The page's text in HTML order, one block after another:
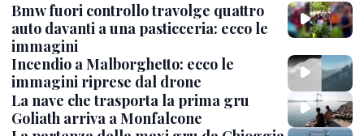
Bmw fuori controllo travolge quattro
auto davanti a una pasticceria: ecco le
immagini
Incendio a Malborghetto: ecco le
immagini riprese dal drone
La nave che trasporta la prima gru
Goliath arriva a Monfalcone